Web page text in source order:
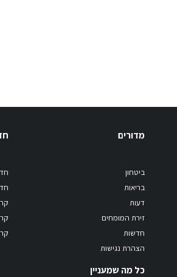
מדורים
ביטחון
בריאות
דעות
זירת המומחים
חדשות
הצהרת נגישות
כל מה שמעניין